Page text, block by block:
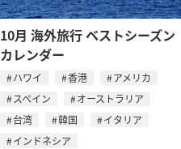
10月 海外旅行 ベストシーズン
カレンダー
ハワイ 香港
アメリカ
スペイン
オーストラリア
台湾
韓国
イタリア
インドネシア